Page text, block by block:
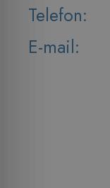
Telefon:
E-mail: